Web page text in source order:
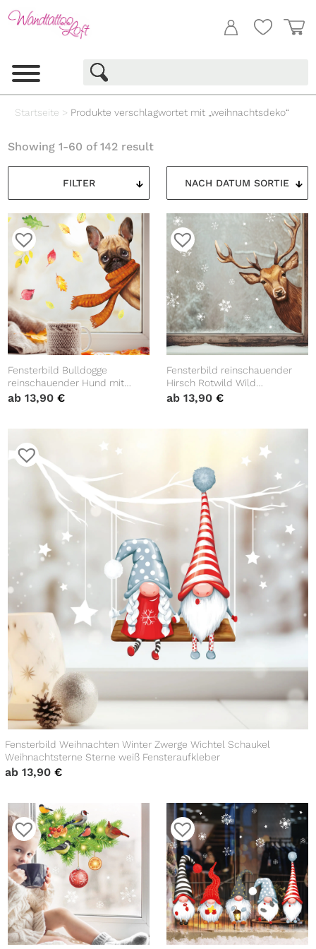
Startseite > Produkte verschlagwortet mit „weihnachtsdeko“
FILTER
Showing 1-60 of 142 result
Fensterbild Bulldogge
reinschauender Hund mit
Schal bunte Blätter Herbst
ab13,90€
Fensterbild reinschauender
Hirsch Rotwild Wild
Schneeflocken Winter
ab 13,90 €
Fensterbild Weihnachten Winter Zwerge Wichtel Schaukel
Weihnachtsterne Sterne weiß Fensteraufkleber
ab 13,90 €